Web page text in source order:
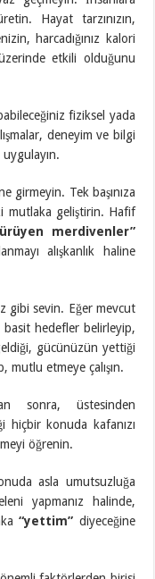
Hayat tarzınızın,
harcadığınız kalori
etkili olduğunu
fiziksel yada
deneyim ve bilgi
girmeyin. Tek başınıza
mutlaka geliştirin. Hafif
merdivenler”
alışkanlık haline
gibi sevin. Eğer mevcut
hedefler belirleyip,
gücünüzün yettiği
mutlu etmeye çalışın.
sonra, üstesinden
hiçbir konuda kafanızı
öğrenin.
asla umutsuzluğa
yapmanız halinde,
“yettim” diyeceğine